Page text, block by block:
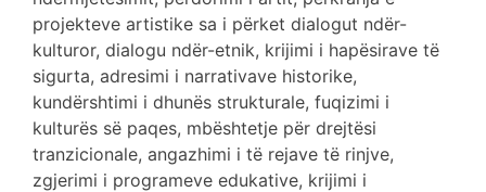
projekteve artistike sa i përket dialogut ndër-
kulturor, dialogu ndër-etnik, krijimi i hapësirave të
sigurta, adresimi i narrativave historike,
kundërshtimi i dhunës strukturale, fuqizimi i
kulturës së paqes, mbështetje për drejtësi
tranzicionale, angazhimi i të rejave të rinjve,
zgjerimi i programeve edukative, krijimi i